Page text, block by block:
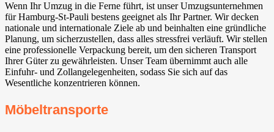
Wenn Ihr Umzug in die Ferne führt, ist unser Umzugsunternehmen
für Hamburg-St-Pauli bestens geeignet als Ihr Partner. Wir decken
nationale und internationale Ziele ab und beinhalten eine gründliche
Planung, um sicherzustellen, dass alles stressfrei verläuft. Wir stellen
eine professionelle Verpackung bereit, um den sicheren Transport
Ihrer Güter zu gewährleisten. Unser Team übernimmt auch alle
Einfuhr- und Zollangelegenheiten, sodass Sie sich auf das
Wesentliche konzentrieren können.
Möbeltransporte